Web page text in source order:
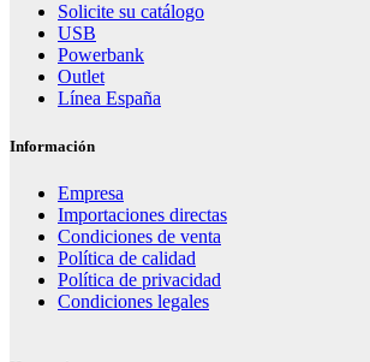
Solicite su catálogo
USB
Powerbank
Outlet
Línea España
Información
Empresa
Importaciones directas
Condiciones de venta
Política de calidad
Política de privacidad
Condiciones legales